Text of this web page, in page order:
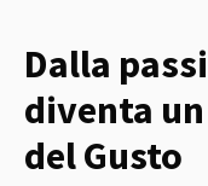
Dalla
diventa
del Gusto